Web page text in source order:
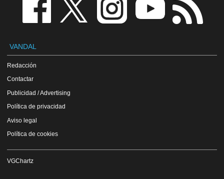
VANDAL
Redacción
Contactar
Publicidad / Advertising
Política de privacidad
Aviso legal
Política de cookies
VGChartz